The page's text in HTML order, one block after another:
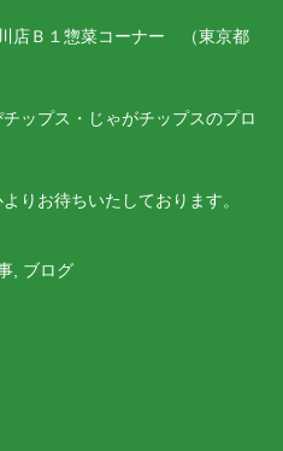
店Ｂ１惣菜コーナー （東京都
ップス・じゃがチップスのプロ
りお待ちいたしております。
ブログ